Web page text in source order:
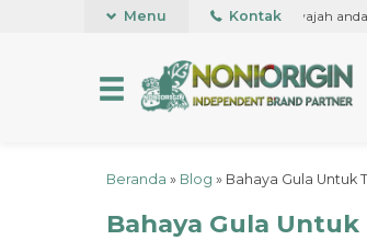
kali di dunia, untuk kesehatan kulit wajah anda,
Menu Kontak
Beranda » Blog » Bahaya Gula Untuk
Bahaya Gula